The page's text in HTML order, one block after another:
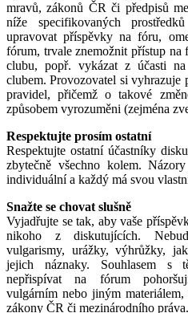
mravů, zákonů ČR či předpisů
níže specifikovaných
upravovat příspěvky na fóru,
fórum, trvale znemožnit přístup
clubu, popř. vykázat z účasti na
clubem. Provozovatel si vyhrazuje
pravidel, přičemž o takové
způsobem vyrozuměni (zejména
Respektujte prosím ostatní
Respektujte ostatní účastníky
zbytečně všechno kolem.
individuální a každý má svou
Snažte se chovat slušně
Vyjadřujte se tak, aby vaše
nikoho z diskutujících.
vulgarismy, urážky, výhrůžky,
jejich náznaky. Souhlasem s
nepřispívat na fórum
vulgárním nebo jiným
zákony ČR či mezinárodního práva.